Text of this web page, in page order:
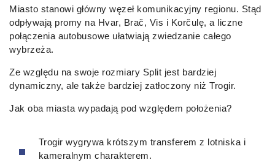
Miasto stanowi główny węzeł komunikacyjny regionu. Stąd
odpływają promy na Hvar, Brač, Vis i Korčulę, a liczne
połączenia autobusowe ułatwiają zwiedzanie całego
wybrzeża.
Ze względu na swoje rozmiary Split jest bardziej
dynamiczny, ale także bardziej zatłoczony niż Trogir.
Jak oba miasta wypadają pod względem położenia?
Trogir wygrywa krótszym transferem z lotniska i
kameralnym charakterem.